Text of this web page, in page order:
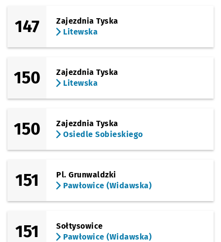
147
Zajezdnia Tyska
Litewska
150
Zajezdnia Tyska
Litewska
150
Zajezdnia Tyska
Osiedle Sobieskiego
151
Pl. Grunwaldzki
Pawłowice (Widawska)
151
Sołtysowice
Pawłowice (Widawska)